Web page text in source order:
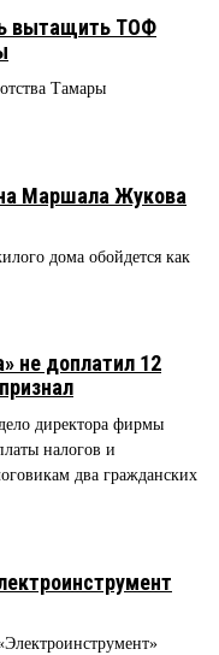
вытащить ТОФ
Тамары
Маршала Жукова
дома обойдется как
не доплатил 12
директора фирмы
налогов и
два гражданских